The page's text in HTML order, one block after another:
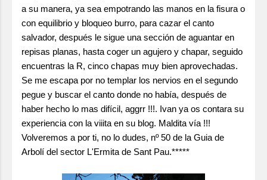
a su manera, ya sea empotrando las manos en la fisura o
con equilibrio y bloqueo burro, para cazar el canto
salvador, después le sigue una sección de aguantar en
repisas planas, hasta coger un agujero y chapar, seguido
encuentras la R, cinco chapas muy bien aprovechadas.
Se me escapa por no templar los nervios en el segundo
pegue y buscar el canto donde no había, después de
haber hecho lo mas difícil, aggrr !!!. Ivan ya os contara su
experiencia con la viiita en su blog. Maldita vía !!!
Volveremos a por ti, no lo dudes, nº 50 de la Guia de
Arbolí del sector L'Ermita de Sant Pau.*****